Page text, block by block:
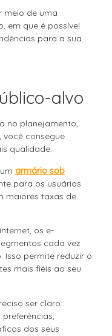
meio de uma
em que é possível
para a sua
alvo
no planejamento,
você consegue
qualidade.
armário sob
para os usuários
maiores taxas de
os e-
cada vez
Isso permite reduzir o
mais fiéis ao seu
ser claro:
dos seus